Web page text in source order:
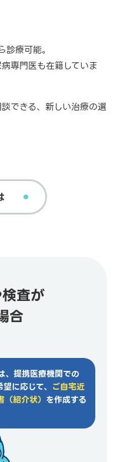
療可能。
専門医も在籍していま
できる、新しい治療の選
査が
合
、提携医療機関での
望に応じて、 ご自宅近
紹介状） を作成する